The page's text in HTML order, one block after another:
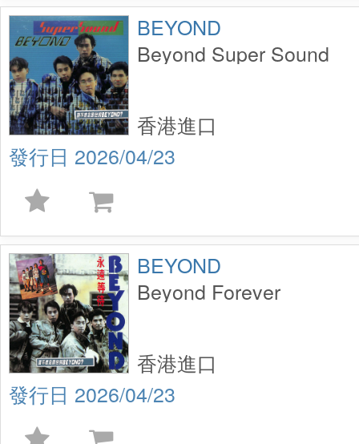
BEYOND
Beyond Super Sound
2026/04/23
香港進口
BEYOND
Beyond Forever
2026/04/23
香港進口